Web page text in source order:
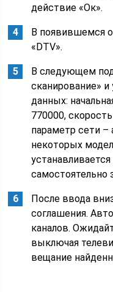
действие «Ок».
В появившемся
«DTV».
В следующем
сканирование»
данных:
770000,
параметр сети –
некоторых
самостоятельно
После ввода
соглашения.
каналов.
выключая
вещание